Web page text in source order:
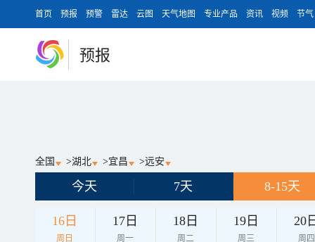
首页 预报 预警 雷达 云图 天气地图 专业产品 资讯 视频 节气
预报
全国 >湖北 >宜昌 >远安
今天 7天 8-15天
16日
周日
17日
周一
18日
周二
19日
周三
20
周四